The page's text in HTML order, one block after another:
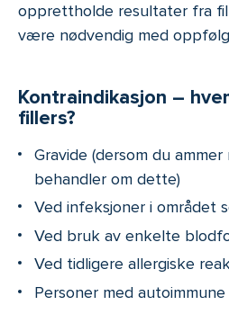
opprettholde resultater fra
være nødvendig med
Kontraindikasjon –
fillers?
Gravide (dersom du
behandler om dette)
Ved infeksjoner i området
Ved bruk av enkelte
Ved tidligere allergiske
Personer med